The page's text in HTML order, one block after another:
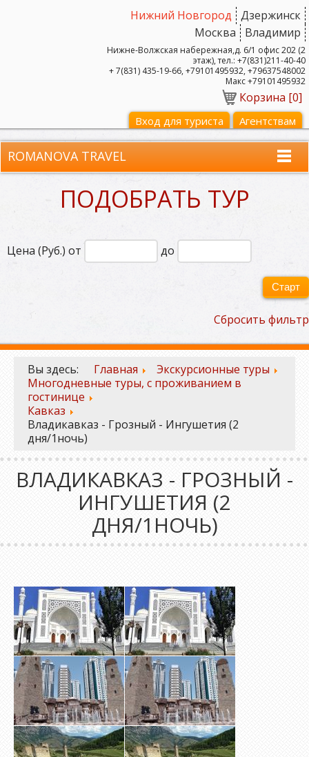
Дзержинск
Нижний Новгород
Владимир
Москва
Нижне-Волжская набережная,д. 6/1 офис 202 (2
этаж), тел.: +7(831)211-40-40
+ 7(831) 435-19-66, +79101495932, +79637548002
Макс +79101495932
Корзина [0]
Вход для туриста Агентствам
ROMANOVA TRAVEL
ПОДОБРАТЬ ТУР
Цена (Руб.) от до
Старт
Сбросить фильтр
Вы здесь: Главная
Экскурсионные туры
Многодневные туры, с проживанием в
гостинице
Кавказ
Владикавказ - Грозный - Ингушетия (2
дня/1ночь)
ВЛАДИКАВКАЗ - ГРОЗНЫЙ -
ИНГУШЕТИЯ (2
ДНЯ/1НОЧЬ)